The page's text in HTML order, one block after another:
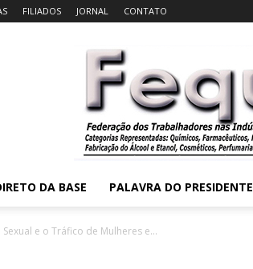
FILIADOS JORNAL CONTATO
DA BASE PALAVRA DO PRESIDENTE
e o Tráfico de Mulheres e...